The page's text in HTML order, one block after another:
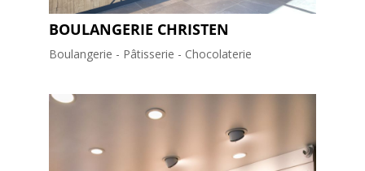
BOULANGERIE CHRISTEN
Boulangerie - Pâtisserie - Chocolaterie